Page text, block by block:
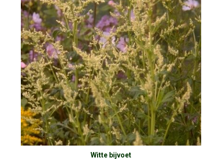
Witte bijvoet